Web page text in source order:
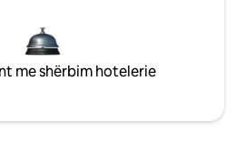
me shërbim hotelerie